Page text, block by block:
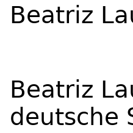
Beatriz
Beatriz
deutsche